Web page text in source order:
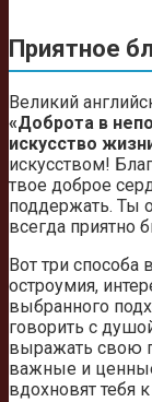
Приятное
Великий
«Доброта в
искусство
искусством!
твое доброе
поддержать. Ты
всегда приятно
Вот три
остроумия,
выбранного
говорить с
выражать свою
важные и
вдохновят тебя